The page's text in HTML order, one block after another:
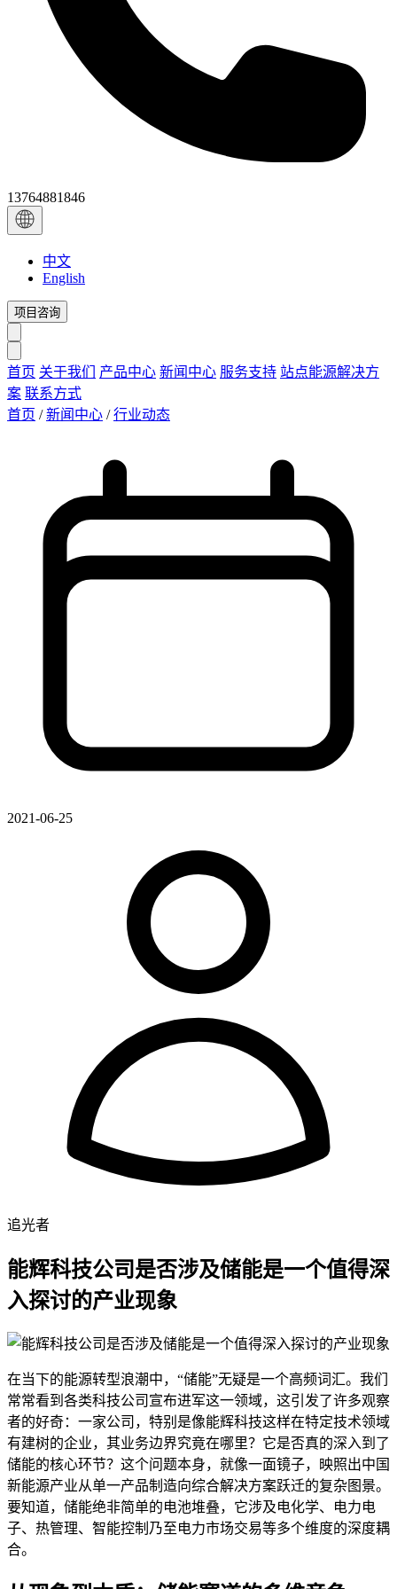
13764881846
中文
English
项目咨询
首页 关于我们 产品中心 新闻中心 服务支持 站点能源解决方
案 联系方式
首页 / 新闻中心 / 行业动态
2021-06-25
追光者
能辉科技公司是否涉及储能是一个值得深
入探讨的产业现象
在当下的能源转型浪潮中，“储能”无疑是一个高频词汇。我们
常常看到各类科技公司宣布进军这一领域，这引发了许多观察
者的好奇：一家公司，特别是像能辉科技这样在特定技术领域
有建树的企业，其业务边界究竟在哪里？它是否真的深入到了
储能的核心环节？这个问题本身，就像一面镜子，映照出中国
新能源产业从单一产品制造向综合解决方案跃迁的复杂图景。
要知道，储能绝非简单的电池堆叠，它涉及电化学、电力电
子、热管理、智能控制乃至电力市场交易等多个维度的深度耦
合。